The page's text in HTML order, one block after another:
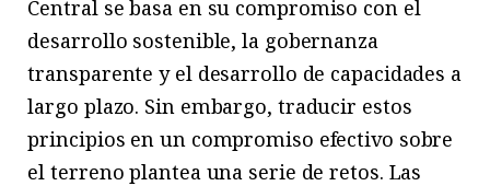
Central se basa en su compromiso con el
desarrollo sostenible, la gobernanza
transparente y el desarrollo de capacidades a
largo plazo. Sin embargo, traducir estos
principios en un compromiso efectivo sobre
el terreno plantea una serie de retos. Las